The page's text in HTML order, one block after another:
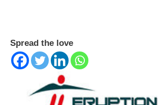
Spread the love